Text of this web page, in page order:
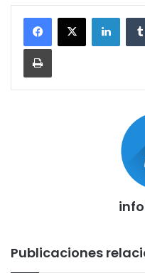
Imprimir
Publicaciones